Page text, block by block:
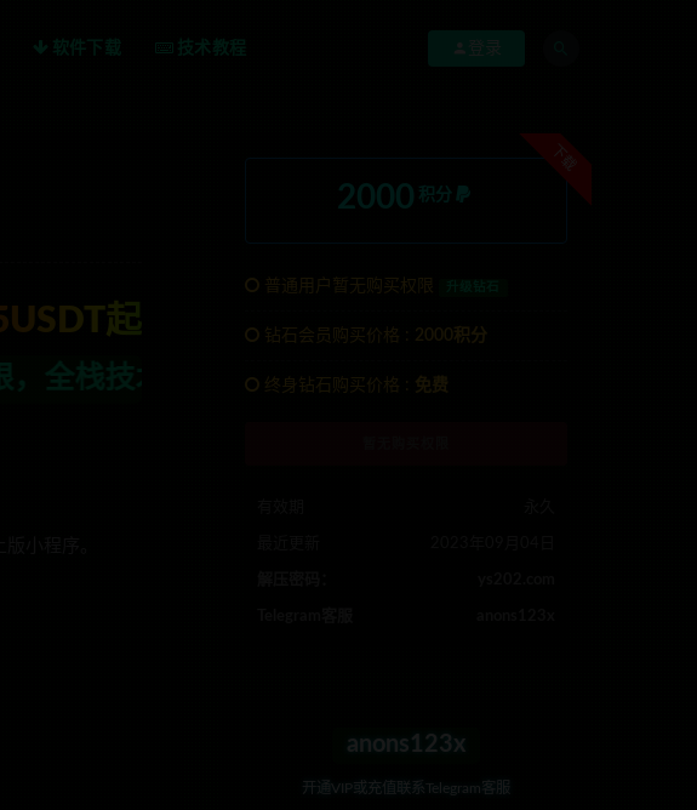
软件下载 技术教程 登录
起
定制，二开联系TG:anons123x
下载
2000 积分
普通用户暂无购买权限
钻石会员购买价格 : 2000积分
终身钻石购买价格 : 免费
anons123x
开通VIP或充值联系Telegram客服